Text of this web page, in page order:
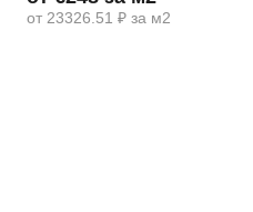
от 23326.51 ₽ за м2